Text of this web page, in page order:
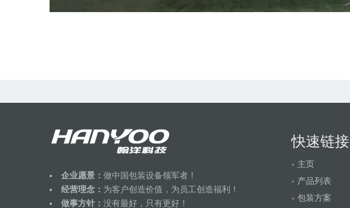
企业愿景： 做中国包装设备领军者！
经营理念： 为客户创造价值，为员工创造福利！
做事方针： 没有最好，只有更好！
快速链接
主页
产品列表
包装方案